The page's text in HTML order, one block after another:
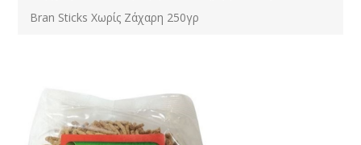
Bran Sticks Χωρίς Ζάχαρη 250γρ